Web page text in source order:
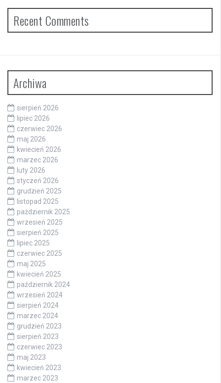
Recent Comments
Archiwa
sierpień 2026
lipiec 2026
czerwiec 2026
maj 2026
kwiecień 2026
marzec 2026
luty 2026
styczeń 2026
grudzień 2025
listopad 2025
październik 2025
wrzesień 2025
sierpień 2025
lipiec 2025
czerwiec 2025
maj 2025
kwiecień 2025
październik 2024
wrzesień 2024
sierpień 2024
marzec 2024
grudzień 2023
sierpień 2023
czerwiec 2023
maj 2023
kwiecień 2023
marzec 2023